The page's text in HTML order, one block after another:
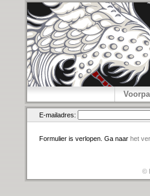
E-mailadres:
Formulier is verlopen. Ga naar het
©